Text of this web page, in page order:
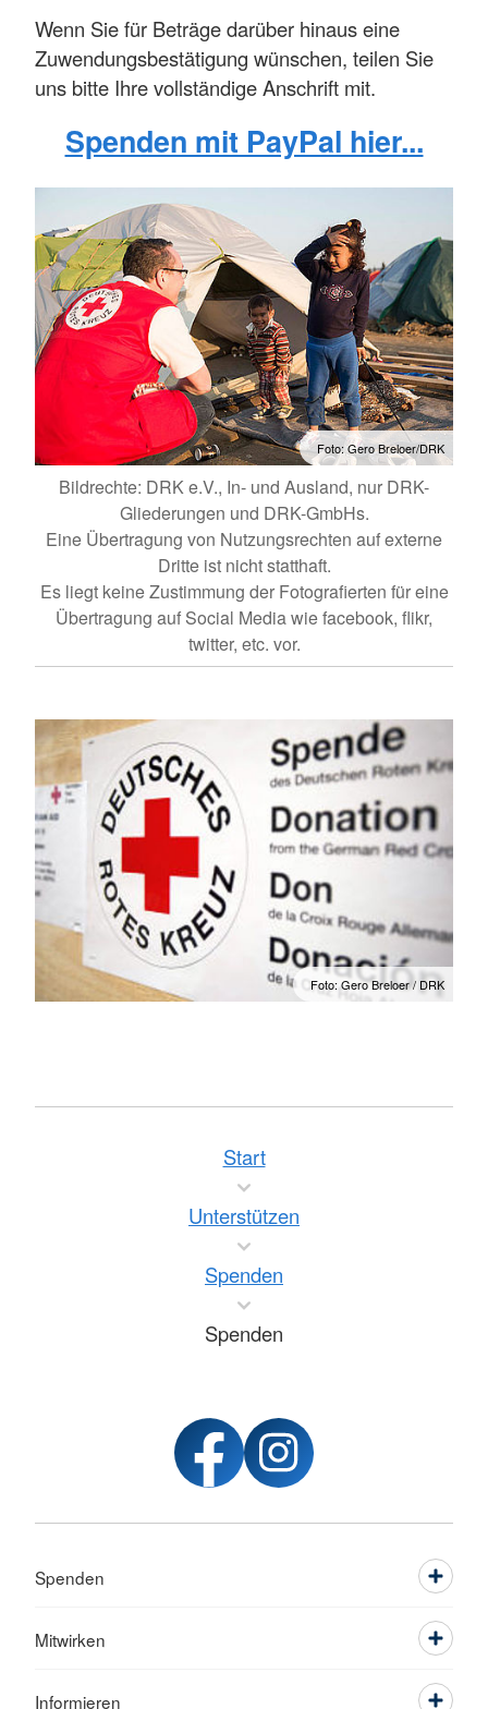
Wenn Sie für Beträge darüber hinaus eine
Zuwendungsbestätigung wünschen, teilen Sie
uns bitte Ihre vollständige Anschrift mit.
Spenden mit PayPal hier...
Foto: Gero Breloer/DRK
Bildrechte: DRK e.V., In- und Ausland, nur DRK-
Gliederungen und DRK-GmbHs.
Eine Übertragung von Nutzungsrechten auf externe
Dritte ist nicht statthaft.
Es liegt keine Zustimmung der Fotografierten für eine
Übertragung auf Social Media wie facebook, flikr,
twitter, etc. vor.
Foto: Gero Breloer / DRK
Start
Unterstützen
Spenden
Spenden
Spenden
Mitwirken
Informieren